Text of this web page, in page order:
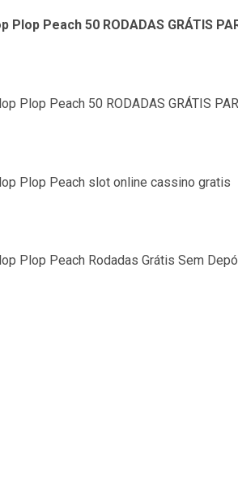
Plop Peach 50 RODADAS GRÁTIS